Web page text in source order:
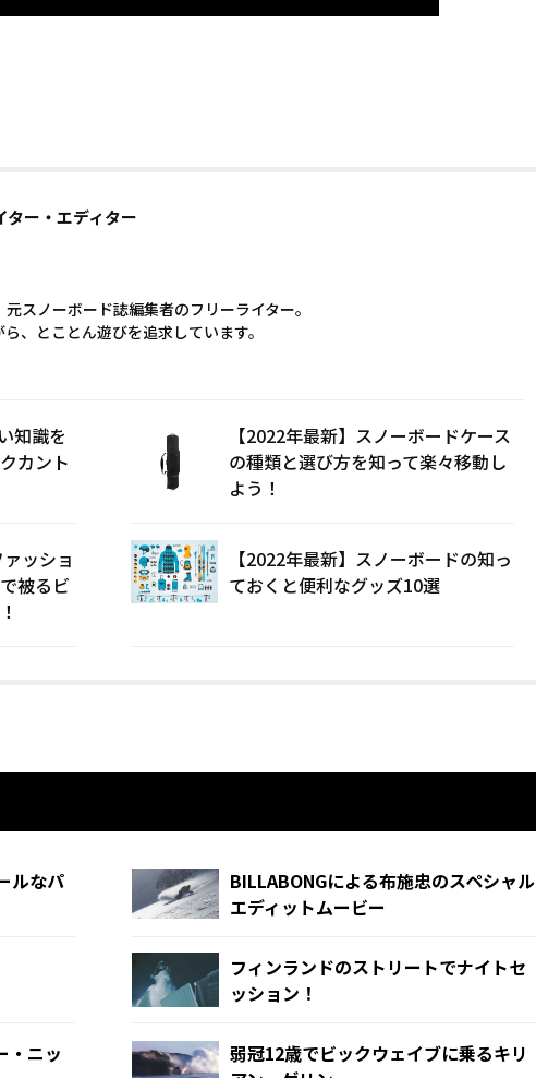
ター・エディター
スノーボード誌編集者のフリーライター。
、とことん遊びを追求しています。
知識を
カント
【2022年最新】スノーボードケース
の種類と選び方を知って楽々移動し
よう！
ッショ
被るビ
【2022年最新】スノーボードの知っ
ておくと便利なグッズ10選
ルなパ
BILLABONGによる布施忠のスペシャル
エディットムービー
フィンランドのストリートでナイトセ
ッション！
・ニッ
弱冠12歳でビックウェイブに乗るキリ